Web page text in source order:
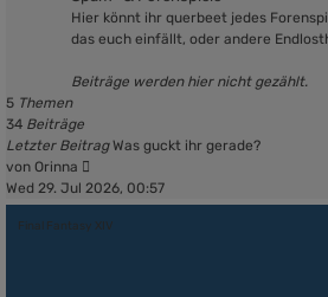
Hier könnt ihr querbeet jedes
das euch einfällt, oder andere
Beiträge werden hier nicht gezählt.
5 Themen
34 Beiträge
Letzter Beitrag Was guckt ihr gerade?
von Orinna
Beitrag
Wed 29. Jul 2026, 00:57
Final Fantasy XIV